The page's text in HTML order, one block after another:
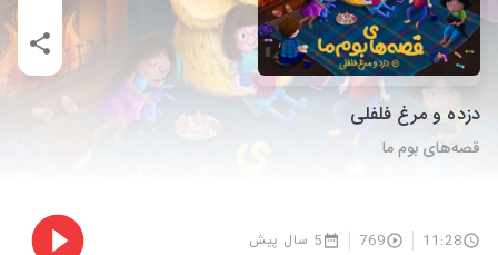
دزده و مرغ فلفلی
قصه‌های بوم ما
11:28
769 5 سال پیش